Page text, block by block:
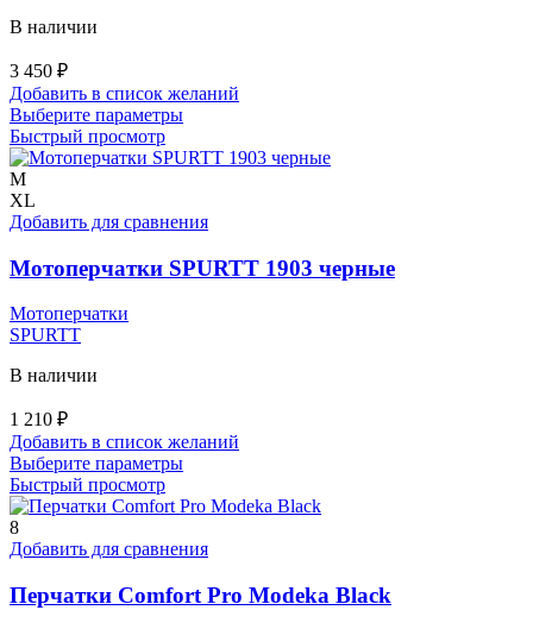
В наличии
3 450 ₽
Добавить в список желаний
Выберите параметрыЭтот
имеет
Опции
выбрать
на
Быстрый просмотр
M
XL
Добавить для сравнения
Мотоперчатки SPURTT 1903 черные
Мотоперчатки
SPURTT
В наличии
1 210 ₽
Добавить в список желаний
Выберите параметрыЭтот
имеет
вариаций.
можно
выбрать
Быстрый просмотр
8
Добавить для сравнения
Перчатки Comfort Pro Modeka Black